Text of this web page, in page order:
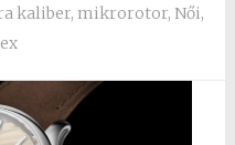
kaliber, mikrorotor, Női,